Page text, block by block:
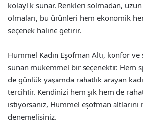
kolaylık sunar. Renkleri solmadan,
olmaları, bu ürünleri hem ekonomik
seçenek haline getirir.
Hummel Kadın Eşofman Altı, konfor ve
sunan mükemmel bir seçenektir. Hem
de günlük yaşamda rahatlık arayan
tercihtir. Kendinizi hem şık hem de
istiyorsanız, Hummel eşofman altlarını
denemelisiniz.